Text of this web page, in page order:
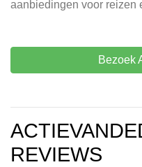
aanbiedingen voor reizen
Bezoek
REVIEWS